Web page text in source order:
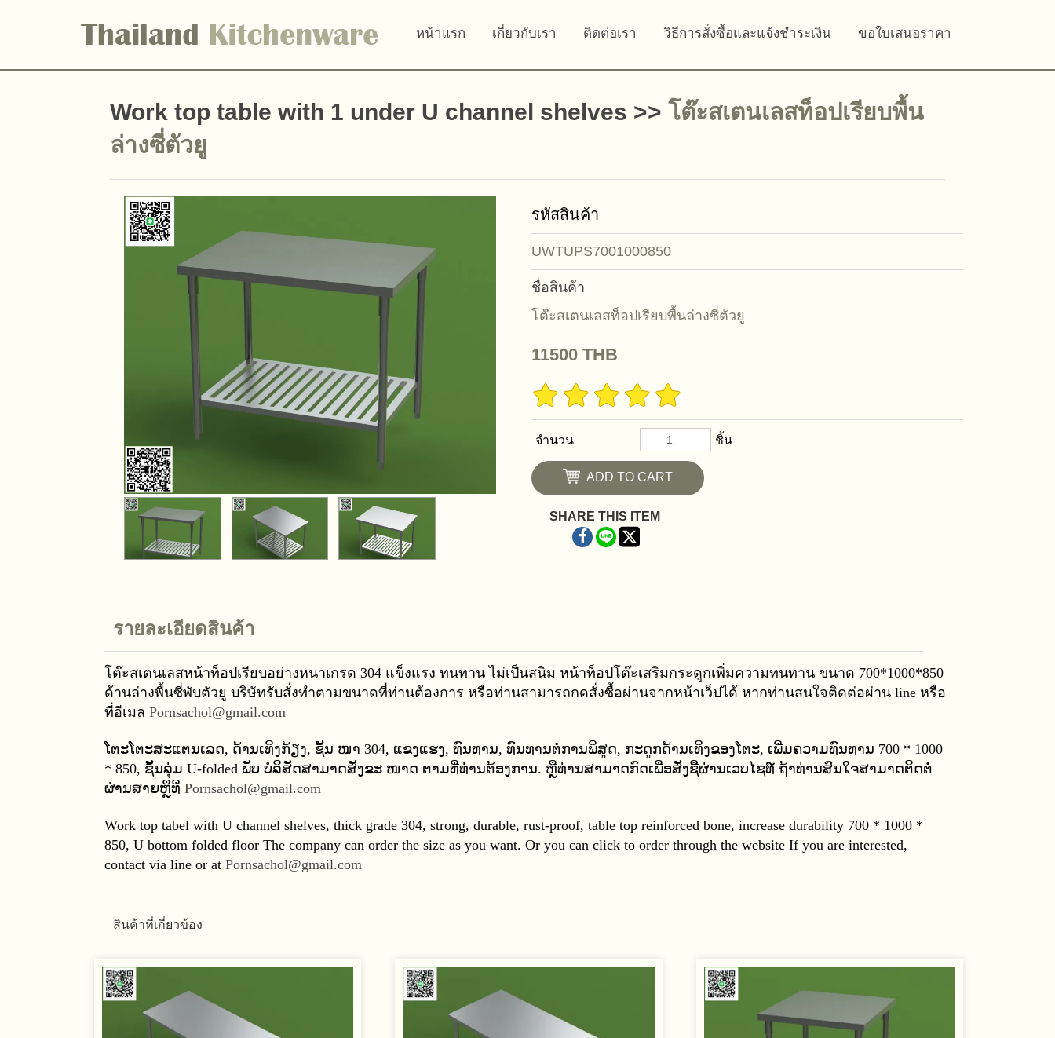
หน้าแรก เกี่ยวกับเรา ติดต่อเรา วิธีการสั่งซื้อและแจ้งชำระเงิน ขอใบเสนอราคา
Work top table with 1 under U channel shelves >> โต๊ะสเตนเลสท็อปเรียบพื้น
ล่างซี่ตัวยู
รหัสสินค้า
UWTUPS7001000850
ชื่อสินค้า
โต๊ะสเตนเลสท็อปเรียบพื้นล่างซี่ตัวยู
11500 THB
จำนวน ชิ้น
ADD TO CART
SHARE THIS ITEM
รายละเอียดสินค้า
โต๊ะสเตนเลสหน้าท็อปเรียบอย่างหนาเกรด 304 แข็งแรง ทนทาน ไม่เป็นสนิม หน้าท็อปโต๊ะเสริมกระดูกเพิ่มความทนทาน ขนาด 700*1000*850
ด้านล่างพื้นซี่พับตัวยู บริษัทรับสั่งทำตามขนาดที่ท่านต้องการ หรือท่านสามารถกดสั่งซื้อผ่านจากหน้าเว็ปได้ หากท่านสนใจติดต่อผ่านline หรือ
ที่อีเมลPornsachol@gmail.com
ໂຕະໂຕະສະແຕນເລດ, ດ້ານເທິງກ້ຽງ, ຊັ້ນ ໜາ304, ແຂງແຮງ,ທົນທານ,ທົນທານຕໍ່ການພິສູດ, ກະດູກດ້ານເທິງຂອງໂຕະ, ເພີ່ມຄວາມທົນທານ 700 * 1000
*850, ຊັ້ນລຸ່ມU-folded ພັບ ບໍລິສັດສາມາດສັ່ງຂະ ໜາດ ຕາມທີ່ທ່ານຕ້ອງການ. ຫຼືທ່ານສາມາດກົດເພື່ອສັ່ງຊື້ຜ່ານເວບໄຊທ໌ ຖ້າທ່ານສົນໃຈສາມາດຕິດຕໍ່
ຜ່ານສາຍຫຼືທີ່Pornsachol@gmail.com
Work top tabel with U channel shelves, thick grade 304, strong, durable, rust-proof, table top reinforced bone, increase durability 700 * 1000 *
850, U bottom folded floor The company can order the size as you want.Or you can click to order through the website If you are interested,
contact via line or atPornsachol@gmail.com
สินค้าที่เกี่ยวข้อง